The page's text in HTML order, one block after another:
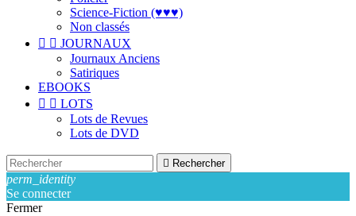
Science-Fiction (♥♥♥)
Non classés
  JOURNAUX
Journaux Anciens
Satiriques
EBOOKS
  LOTS
Lots de Revues
Lots de DVD
 Rechercher
perm_identity
Se connecter
Fermer